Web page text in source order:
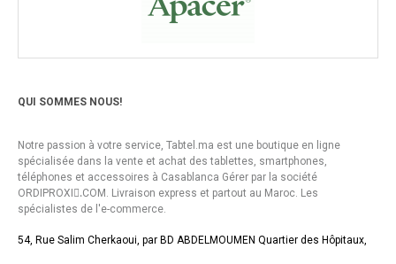
QUI SOMMES NOUS!
Notre passion à votre service, Tabtel.ma est une boutique en ligne
spécialisée dans la vente et achat des tablettes, smartphones,
téléphones et accessoires à Casablanca Gérer par la société
ORDIPROXI.ِCOM. Livraison express et partout au Maroc. Les
spécialistes de l'e-commerce.
54, Rue Salim Cherkaoui, par BD ABDELMOUMEN Quartier des Hôpitaux,